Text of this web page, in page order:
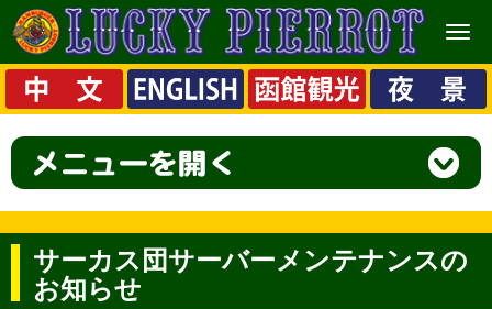
メ
ニ
ュ
ー
サーカス団サーバーメンテナンスの
お知らせ